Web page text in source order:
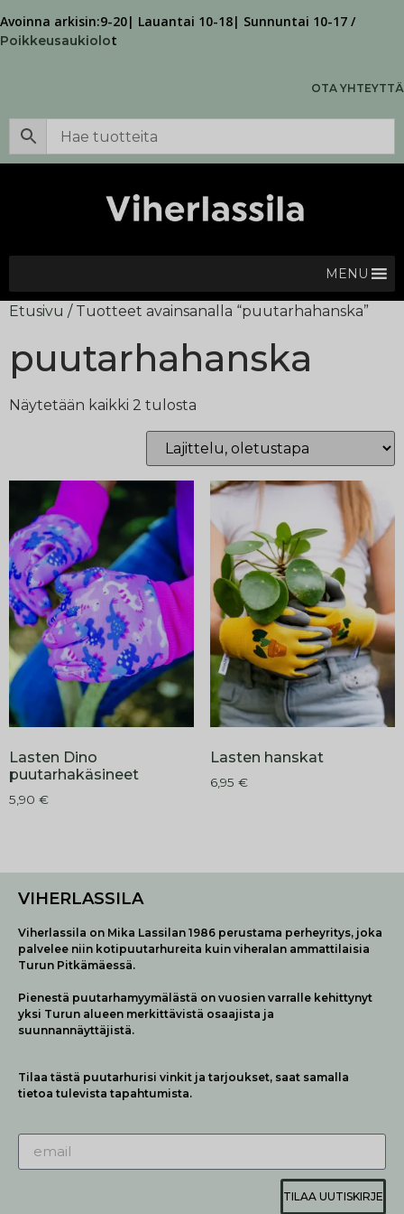
Avoinna arkisin:9-20| Lauantai 10-18| Sunnuntai 10-17 /
Poikkeusaukiolot
OTA YHTEYTTÄ
MENU
Etusivu / Tuotteet avainsanalla “puutarhahanska”
puutarhahanska
Näytetään kaikki 2 tulosta
Lasten Dino
puutarhakäsineet
5,90 €
Lasten hanskat
6,95 €
VIHERLASSILA
Viherlassila on Mika Lassilan 1986 perustama perheyritys, joka
palvelee niin kotipuutarhureita kuin viheralan ammattilaisia
Turun Pitkämäessä.
Pienestä puutarhamyymälästä on vuosien varralle kehittynyt
yksi Turun alueen merkittävistä osaajista ja
suunnannäyttäjistä.
Tilaa tästä puutarhurisi vinkit ja tarjoukset, saat samalla
tietoa tulevista tapahtumista.
TILAA UUTISKIRJE